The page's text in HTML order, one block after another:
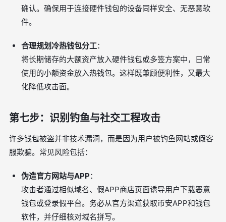
确认。确保用于连接硬件钱包的设备同样安全、无恶意软
件。
合理规划冷热钱包分工：
将长期储存的大额资产放入硬件钱包或多签方案中，日常
使用的小额资金放入热钱包。这样既兼顾便利性，又最大
化降低攻击面。
第七步：识别钓鱼与社交工程攻击
许多钱包被盗并非技术漏洞，而是因为用户被钓鱼网站或假客
服欺骗。常见风险包括：
伪造官方网站与APP：
攻击者通过相似域名、假APP商店页面诱导用户下载恶意
钱包或登录假平台。务必从官方渠道获取币安APP和钱包
软件，并仔细核对域名拼写。